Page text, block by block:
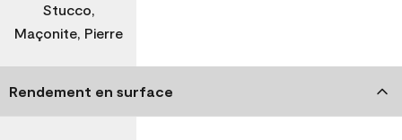
Stucco,
Maçonite, Pierre
Rendement en surface